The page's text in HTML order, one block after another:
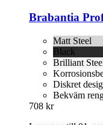
Brabantia
Matt Steel
Black
Brilliant
Diskret
Bekväm
708 kr